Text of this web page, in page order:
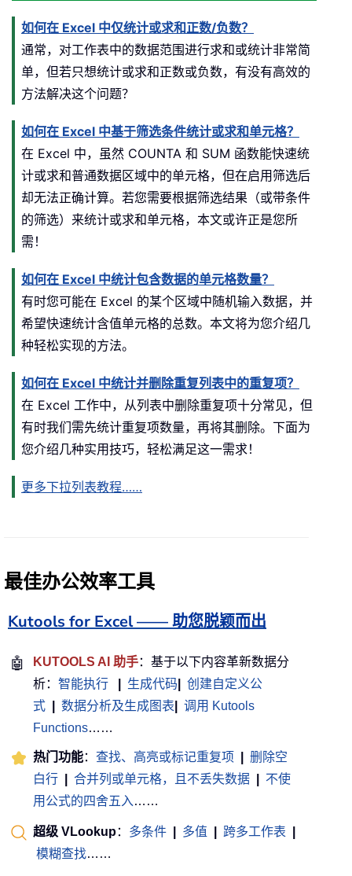
如何在 Excel 中仅统计或求和正数/负数？
通常，对工作表中的数据范围进行求和或统计非常简
单，但若只想统计或求和正数或负数，有没有高效的
方法解决这个问题？
如何在 Excel 中基于筛选条件统计或求和单元格？
在 Excel 中，虽然 COUNTA 和 SUM 函数能快速统
计或求和普通数据区域中的单元格，但在启用筛选后
却无法正确计算。若您需要根据筛选结果（或带条件
的筛选）来统计或求和单元格，本文或许正是您所
需！
如何在 Excel 中统计包含数据的单元格数量？
有时您可能在 Excel 的某个区域中随机输入数据，并
希望快速统计含值单元格的总数。本文将为您介绍几
种轻松实现的方法。
如何在 Excel 中统计并删除重复列表中的重复项？
在 Excel 工作中，从列表中删除重复项十分常见，但
有时我们需先统计重复项数量，再将其删除。下面为
您介绍几种实用技巧，轻松满足这一需求！
更多下拉列表教程……
最佳办公效率工具
Kutools for Excel —— 助您脱颖而出
🤖 KUTOOLS AI 助手：基于以下内容革新数据分
析： 智能执行 生成代码
创建自定义公
式
数据分析及生成图表
调用 Kutools
Functions……
热门功能： 查找、高亮或标记重复项
删除空
白行
合并列或单元格，且不丢失数据
不使
用公式的四舍五入 ……
超级 VLookup： 多条件 多值 跨多工作表
模糊查找……